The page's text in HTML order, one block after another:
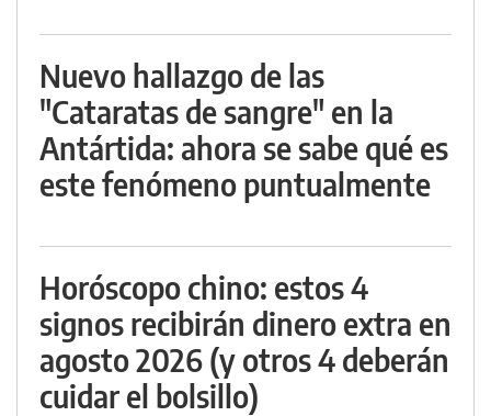
Nuevo hallazgo de las
"Cataratas de sangre" en la
Antártida: ahora se sabe qué es
este fenómeno puntualmente
Horóscopo chino: estos 4
signos recibirán dinero extra en
agosto 2026 (y otros 4 deberán
cuidar el bolsillo)